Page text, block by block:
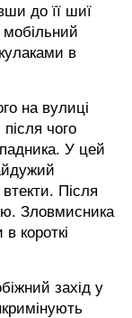
до її шиї
мобільний
в
на вулиці
чого
У цей
Після
Зловмисника
короткі
захід у